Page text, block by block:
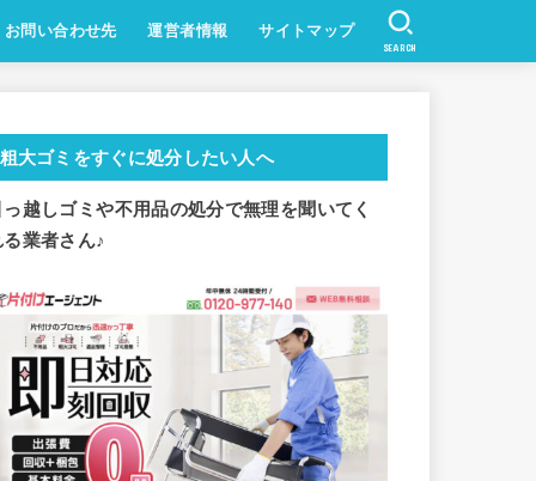
お問い合わせ先 運営者情報 サイトマップ
SEARCH
粗大ゴミをすぐに処分したい人へ
っ越しゴミや不用品の処分で無理を聞いてく
る業者さん♪